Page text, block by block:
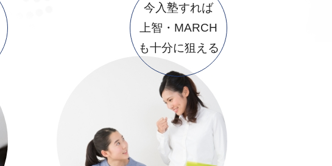
今入塾すれば
上智・MARCH
も十分に狙える